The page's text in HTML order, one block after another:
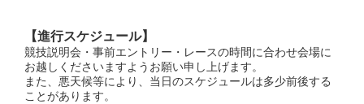
【進行スケジュール】
競技説明会・事前エントリー・レースの時間に合わせ会場に
お越しくださいますようお願い申し上げます。
また、悪天候等により、当日のスケジュールは多少前後する
ことがあります。